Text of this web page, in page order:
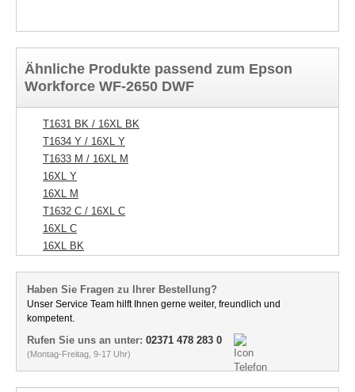
Ähnliche Produkte passend zum Epson
Workforce WF-2650 DWF
T1631 BK / 16XL BK
T1634 Y / 16XL Y
T1633 M / 16XL M
16XL Y
16XL M
T1632 C / 16XL C
16XL C
16XL BK
Haben Sie Fragen zu Ihrer Bestellung?
Unser Service Team hilft Ihnen gerne weiter, freundlich und
kompetent.
Rufen Sie uns an unter: 02371 478 283 0
(Montag-Freitag, 9-17 Uhr)